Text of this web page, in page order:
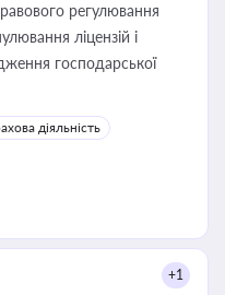
регулювання
ліцензій і
господарської
діяльність
+1